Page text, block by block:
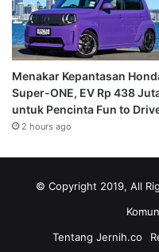
Menakar Kepantasan
Super-ONE, EV Rp 438
untuk Pencinta Fun to
2 hours ago
© Copyright 2019, All
Tentang Jernih.co